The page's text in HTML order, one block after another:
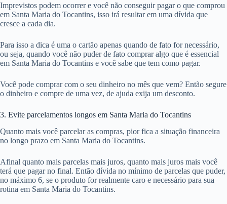
Imprevistos podem ocorrer e você não conseguir pagar o que comprou
em Santa Maria do Tocantins, isso irá resultar em uma dívida que
cresce a cada dia.
Para isso a dica é uma o cartão apenas quando de fato for necessário,
ou seja, quando você não puder de fato comprar algo que é essencial
em Santa Maria do Tocantins e você sabe que tem como pagar.
Você pode comprar com o seu dinheiro no mês que vem? Então segure
o dinheiro e compre de uma vez, de ajuda exija um desconto.
3. Evite parcelamentos longos em Santa Maria do Tocantins
Quanto mais você parcelar as compras, pior fica a situação financeira
no longo prazo em Santa Maria do Tocantins.
Afinal quanto mais parcelas mais juros, quanto mais juros mais você
terá que pagar no final. Então dívida no mínimo de parcelas que puder,
no máximo 6, se o produto for realmente caro e necessário para sua
rotina em Santa Maria do Tocantins.